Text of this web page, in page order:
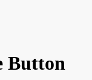
Button